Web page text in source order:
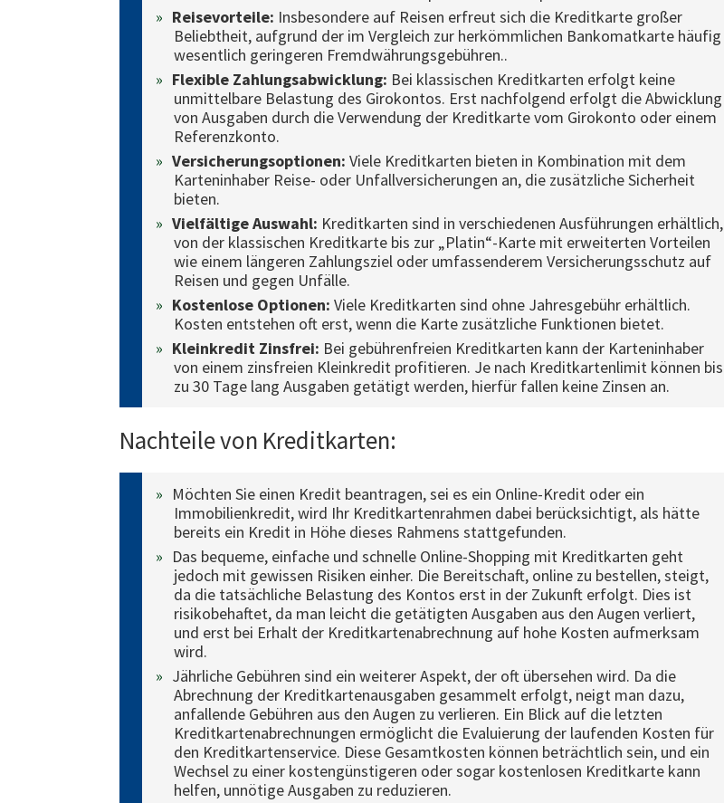
Reisevorteile: Insbesondere auf Reisen erfreut sich die Kreditkarte großer
Beliebtheit, aufgrund der im Vergleich zur herkömmlichen Bankomatkarte häufig
wesentlich geringeren Fremdwährungsgebühren..
Flexible Zahlungsabwicklung: Bei klassischen Kreditkarten erfolgt keine
unmittelbare Belastung des Girokontos. Erst nachfolgend erfolgt die Abwicklung
von Ausgaben durch die Verwendung der Kreditkarte vom Girokonto oder einem
Referenzkonto.
Versicherungsoptionen: Viele Kreditkarten bieten in Kombination mit dem
Karteninhaber Reise- oder Unfallversicherungen an, die zusätzliche Sicherheit
bieten.
Vielfältige Auswahl: Kreditkarten sind in verschiedenen Ausführungen erhältlich,
von der klassischen Kreditkarte bis zur „Platin“-Karte mit erweiterten Vorteilen
wie einem längeren Zahlungsziel oder umfassenderem Versicherungsschutz auf
Reisen und gegen Unfälle.
Kostenlose Optionen: Viele Kreditkarten sind ohne Jahresgebühr erhältlich.
Kosten entstehen oft erst, wenn die Karte zusätzliche Funktionen bietet.
Kleinkredit Zinsfrei: Bei gebührenfreien Kreditkarten kann der Karteninhaber
von einem zinsfreien Kleinkredit profitieren. Je nach Kreditkartenlimit können bis
zu 30 Tage lang Ausgaben getätigt werden, hierfür fallen keine Zinsen an.
Nachteile von Kreditkarten:
Möchten Sie einen Kredit beantragen, sei es ein Online-Kredit oder ein
Immobilienkredit, wird Ihr Kreditkartenrahmen dabei berücksichtigt, als hätte
bereits ein Kredit in Höhe dieses Rahmens stattgefunden.
Das bequeme, einfache und schnelle Online-Shopping mit Kreditkarten geht
jedoch mit gewissen Risiken einher. Die Bereitschaft, online zu bestellen, steigt,
da die tatsächliche Belastung des Kontos erst in der Zukunft erfolgt. Dies ist
risikobehaftet, da man leicht die getätigten Ausgaben aus den Augen verliert,
und erst bei Erhalt der Kreditkartenabrechnung auf hohe Kosten aufmerksam
wird.
Jährliche Gebühren sind ein weiterer Aspekt, der oft übersehen wird. Da die
Abrechnung der Kreditkartenausgaben gesammelt erfolgt, neigt man dazu,
anfallende Gebühren aus den Augen zu verlieren. Ein Blick auf die letzten
Kreditkartenabrechnungen ermöglicht die Evaluierung der laufenden Kosten für
den Kreditkartenservice. Diese Gesamtkosten können beträchtlich sein, und ein
Wechsel zu einer kostengünstigeren oder sogar kostenlosen Kreditkarte kann
helfen, unnötige Ausgaben zu reduzieren.